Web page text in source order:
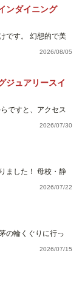
ンダイニング
です。 幻想的で美
2026/08/05
ジュアリースイ
ですと、アクセス
2026/07/30
ました！ 母校・静
2026/07/22
の輪くぐりに行っ
2026/07/15